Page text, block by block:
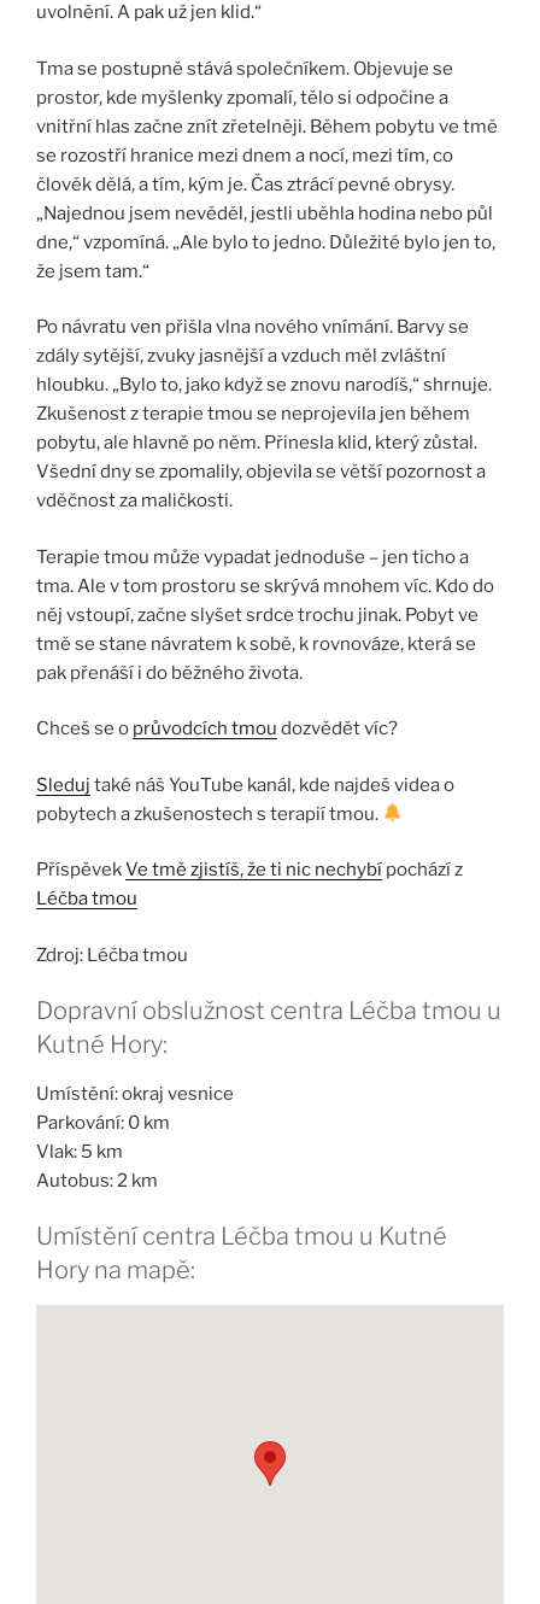
uvolnění. A pak už jen klid.“
Tma se postupně stává společníkem. Objevuje se
prostor, kde myšlenky zpomalí, tělo si odpočine a
vnitřní hlas začne znít zřetelněji. Během pobytu ve tmě
se rozostří hranice mezi dnem a nocí, mezi tím, co
člověk dělá, a tím, kým je. Čas ztrácí pevné obrysy.
„Najednou jsem nevěděl, jestli uběhla hodina nebo půl
dne,“ vzpomíná. „Ale bylo to jedno. Důležité bylo jen to,
že jsem tam.“
Po návratu ven přišla vlna nového vnímání. Barvy se
zdály sytější, zvuky jasnější a vzduch měl zvláštní
hloubku. „Bylo to, jako když se znovu narodíš,“ shrnuje.
Zkušenost z terapie tmou se neprojevila jen během
pobytu, ale hlavně po něm. Přinesla klid, který zůstal.
Všední dny se zpomalily, objevila se větší pozornost a
vděčnost za maličkosti.
Terapie tmou může vypadat jednoduše – jen ticho a
tma. Ale v tom prostoru se skrývá mnohem víc. Kdo do
něj vstoupí, začne slyšet srdce trochu jinak. Pobyt ve
tmě se stane návratem k sobě, k rovnováze, která se
pak přenáší i do běžného života.
Chceš se o průvodcích tmou dozvědět víc?
Sleduj také náš YouTube kanál, kde najdeš videa o
pobytech a zkušenostech s terapií tmou.
PříspěvekVe tmě zjistíš, že ti nic nechybí pochází z
Léčba tmou
Zdroj: Léčba tmou
Dopravní obslužnost centra Léčba tmou u
Kutné Hory:
Umístění: okraj vesnice
Parkování: 0 km
Vlak: 5 km
Autobus: 2 km
Umístění centra Léčba tmou u Kutné
Hory na mapě: